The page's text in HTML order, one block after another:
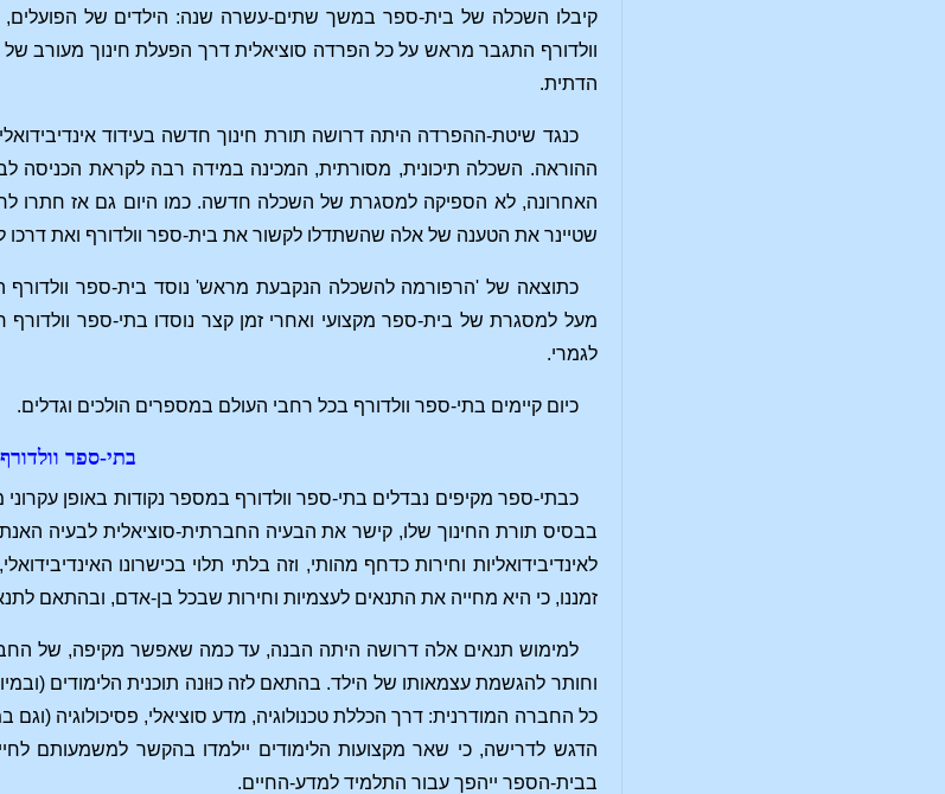
קיבלו השכלה של בית-ספר במשך שתים-עשרה שנה: הילדים של הפועלים,
וולדורף התגבר מראש על כל הפרדה סוציאלית דרך הפעלת חינוך מעורב
הדתית.
כנגד שיטת-ההפרדה היתה דרושה תורת חינוך חדשה בעידוד
ההוראה. השכלה תיכונית, מסורתית, המכינה במידה רבה לקראת הכניסה
האחרונה, לא הספיקה למסגרת של השכלה חדשה. כמו היום גם אז חתרו
שטיינר את הטענה של אלה שהשתדלו לקשור את בית-ספר וולדורף ואת דרכו
כתוצאה של 'הרפורמה להשכלה הנקבעת מראש' נוסד בית-ספר
מעל למסגרת של בית-ספר מקצועי ואחרי זמן קצר נוסדו בתי-ספר
לגמרי.
כיום קיימים בתי-ספר וולדורף בכל רחבי העולם במספרים הולכים וגדלים.
בתי-ספר
כבתי-ספר מקיפים נבדלים בתי-ספר וולדורף במספר נקודות באופן
בבסיס תורת החינוך שלו, קישר את הבעיה החברתית-סוציאלית לבעיה
לאינדיבידואליות וחירות כדחף מהותי, וזה בלתי תלוי בכישרונו
זמננו, כי היא מחייה את התנאים לעצמיות וחירות שבכל בן-אדם, ובהתאם
למימוש תנאים אלה דרושה היתה הבנה, עד כמה שאפשר מקיפה, של
וחותר להגשמת עצמאותו של הילד. בהתאם לזה כוּונה תוכנית הלימודים
כל החברה המודרנית: דרך הכללת טכנולוגיה, מדע סוציאלי, פסיכולוגיה
הדגש לדרישה, כי שאר מקצועות הלימודים יילמדו בהקשר למשמעותם
בבית-הספר ייהפך עבור התלמיד למדע-החיים.